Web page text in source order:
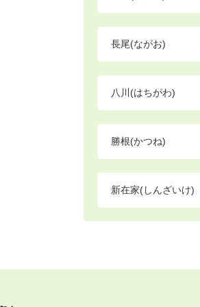
長尾(ながお)
八川(はちがわ)
勝根(かつね)
新在家(しんざいけ)